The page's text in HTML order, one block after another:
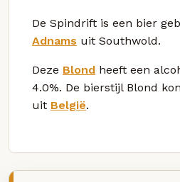
De Spindrift is een bier
Adnams uit Southwold.
Deze Blond heeft een
4.0%. De bierstijl Blond
uit België.